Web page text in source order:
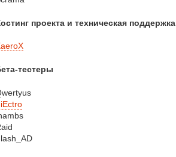
проекта и техническая поддержка
тестеры